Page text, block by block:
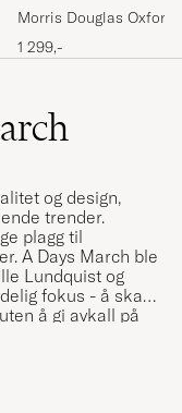
Morris Douglas Oxford
1 299,-
og design,
trender.
plagg til
A Days March ble
Lundquist og
fokus - å skape
å gi avkall på